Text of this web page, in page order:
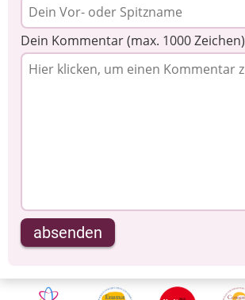
Dein Kommentar (max. 1000 Zeichen)
absenden